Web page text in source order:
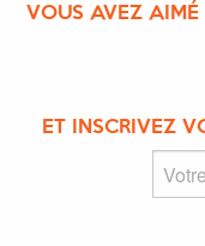
VOUS AVEZ AIMÉ
ET INSCRIVEZ